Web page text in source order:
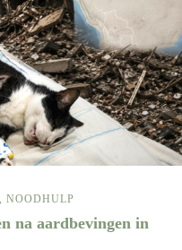
NOODHULP
na aardbevingen in